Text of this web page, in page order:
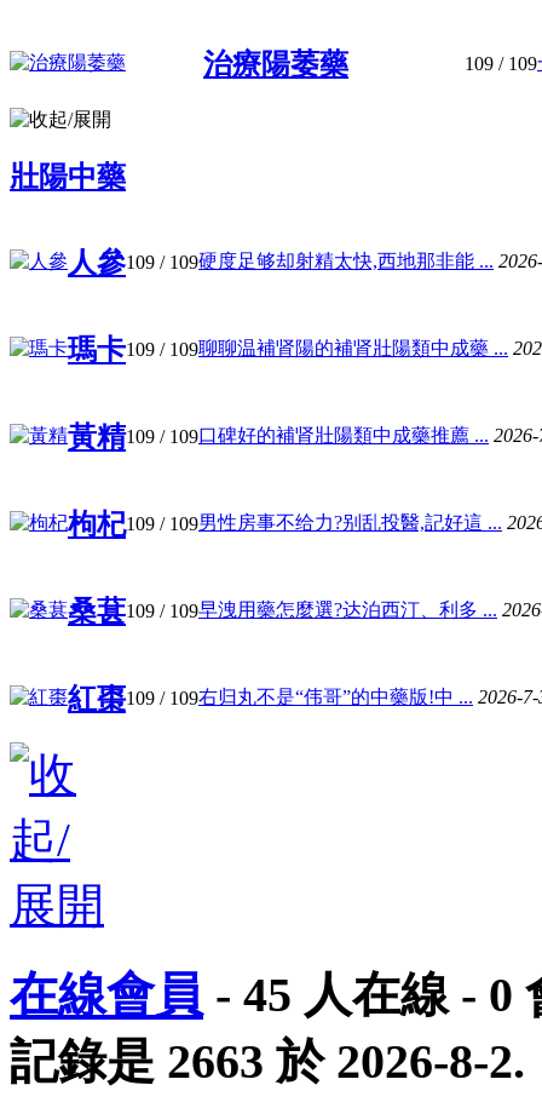
治療陽萎藥 109 / 109
壯陽中藥
人參109 / 109硬度足够却射精太快,西地那非能 ...
瑪卡109 / 109聊聊温補肾陽的補肾壯陽類中成藥 ...
黃精109 / 109口碑好的補肾壯陽類中成藥推薦 ...
枸杞109 / 109男性房事不给力?别乱投醫,記好這 ...
桑葚109 / 109早洩用藥怎麼選?达泊西汀、利多 ...
紅棗109 / 109右归丸不是“伟哥”的中藥版!中 ... 2026-
在線會員 - 45 人在線 - 0
記錄是 2663 於 2026-8-2.